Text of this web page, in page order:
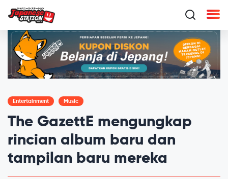
Entertainment Music
The GazettE mengungkap
rincian album baru dan
tampilan baru mereka